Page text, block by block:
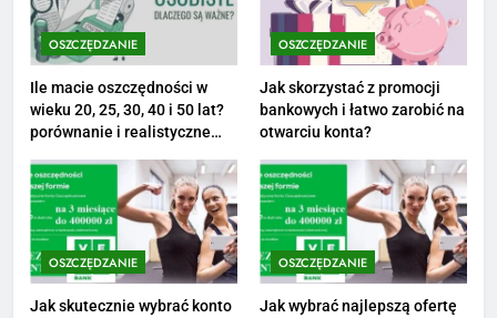
Netflix tagger — czym jest,
opinie i zarobki
PRACA
1
Ile zarabia striptizer: poznaj
aktualne stawki męskiego
striptizera
ZAROBKI
2
Ile zarabia psycholog szkolny:
OSZCZĘDZANIE
Ile macie oszczędności w
wieku 20, 25, 30, 40 i 50 lat?
porównanie i realistyczne
OSZCZĘDZANIE
Jak skorzystać z promocji
bankowych i łatwo zarobić na
otwarciu konta?
OSZCZĘDZANIE
Jak skutecznie wybrać konto
OSZCZĘDZANIE
Jak wybrać najlepszą ofertę